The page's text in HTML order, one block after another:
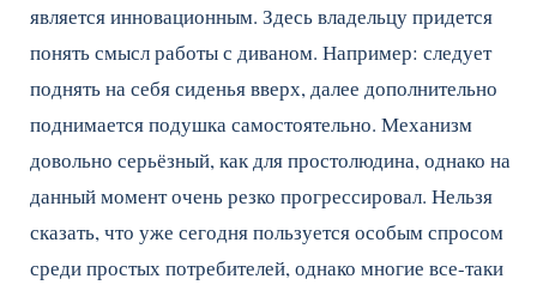
является инновационным. Здесь владельцу придется
понять смысл работы с диваном. Например: следует
поднять на себя сиденья вверх, далее дополнительно
поднимается подушка самостоятельно. Механизм
довольно серьёзный, как для простолюдина, однако на
данный момент очень резко прогрессировал. Нельзя
сказать, что уже сегодня пользуется особым спросом
среди простых потребителей, однако многие все-таки